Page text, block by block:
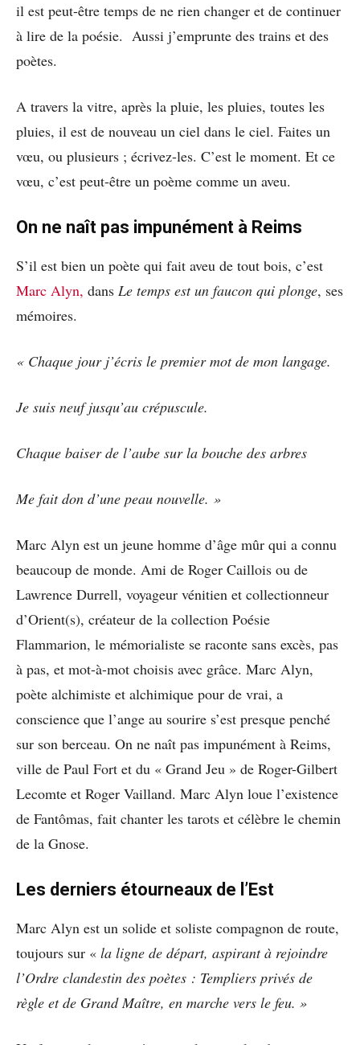
il est peut-être temps de ne rien changer et de continuer
à lire de la poésie. Aussi j’emprunte des trains et des
poètes.
A travers la vitre, après la pluie, les pluies, toutes les
pluies, il est de nouveau un ciel dans le ciel. Faites un
vœu, ou plusieurs ; écrivez-les. C’est le moment. Et ce
vœu, c’est peut-être un poème comme un aveu.
On ne naît pas impunément à Reims
S’il est bien un poète qui fait aveu de tout bois, c’est
Marc Alyn, dans Le temps est un faucon qui plonge, ses
mémoires.
« Chaque jour j’écris le premier mot de mon langage.
Je suis neuf jusqu’au crépuscule.
Chaque baiser de l’aube sur la bouche des arbres
Me fait don d’une peau nouvelle. »
Marc Alyn est un jeune homme d’âge mûr qui a connu
beaucoup de monde. Ami de Roger Caillois ou de
Lawrence Durrell, voyageur vénitien et collectionneur
d’Orient(s), créateur de la collection Poésie
Flammarion, le mémorialiste se raconte sans excès, pas
à pas, et mot-à-mot choisis avec grâce. Marc Alyn,
poète alchimiste et alchimique pour de vrai, a
conscience que l’ange au sourire s’est presque penché
sur son berceau. On ne naît pas impunément à Reims,
ville de Paul Fort et du « Grand Jeu » de Roger-Gilbert
Lecomte et Roger Vailland. Marc Alyn loue l’existence
de Fantômas, fait chanter les tarots et célèbre le chemin
de la Gnose.
Les derniers étourneaux de l’Est
Marc Alyn est un solide et soliste compagnon de route,
toujours sur « la ligne de départ, aspirant à rejoindre
l’Ordre clandestin des poètes : Templiers privés de
règle et de Grand Maître, en marche vers le feu. »